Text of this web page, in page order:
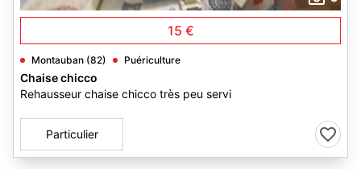
15 €
Montauban (82) Puériculture
Chaise chicco
Rehausseur chaise chicco très peu servi
Particulier